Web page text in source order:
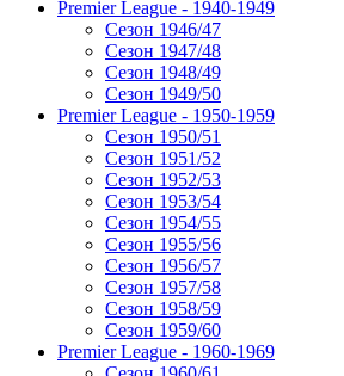
Premier League - 1940-1949
Сезон 1946/47
Сезон 1947/48
Сезон 1948/49
Сезон 1949/50
Premier League - 1950-1959
Сезон 1950/51
Сезон 1951/52
Сезон 1952/53
Сезон 1953/54
Сезон 1954/55
Сезон 1955/56
Сезон 1956/57
Сезон 1957/58
Сезон 1958/59
Сезон 1959/60
Premier League - 1960-1969